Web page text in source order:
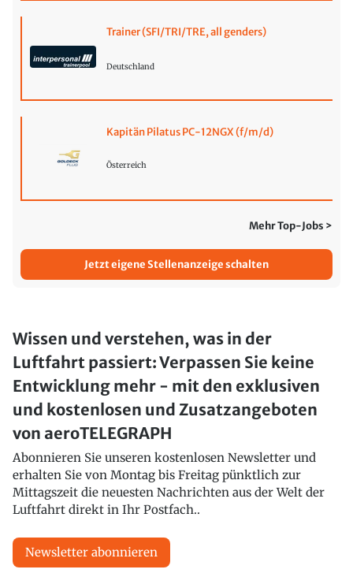
Trainer (SFI/TRI/TRE, all genders)
Deutschland
Kapitän Pilatus PC-12NGX (f/m/d)
Österreich
Mehr Top-Jobs >
Jetzt eigene Stellenanzeige schalten
Wissen und verstehen, was in der
Luftfahrt passiert: Verpassen Sie keine
Entwicklung mehr - mit den exklusiven
und kostenlosen und Zusatzangeboten
von aeroTELEGRAPH
Abonnieren Sie unseren kostenlosen Newsletter und
erhalten Sie von Montag bis Freitag pünktlich zur
Mittagszeit die neuesten Nachrichten aus der Welt der
Luftfahrt direkt in Ihr Postfach..
Newsletter abonnieren